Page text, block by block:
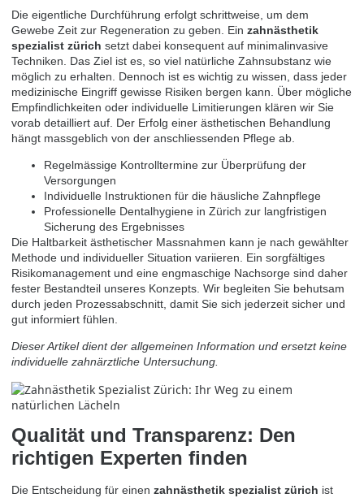
Die eigentliche Durchführung erfolgt schrittweise, um dem
Gewebe Zeit zur Regeneration zu geben. Ein zahnästhetik
spezialist zürich setzt dabei konsequent auf minimalinvasive
Techniken. Das Ziel ist es, so viel natürliche Zahnsubstanz wie
möglich zu erhalten. Dennoch ist es wichtig zu wissen, dass jeder
medizinische Eingriff gewisse Risiken bergen kann. Über mögliche
Empfindlichkeiten oder individuelle Limitierungen klären wir Sie
vorab detailliert auf. Der Erfolg einer ästhetischen Behandlung
hängt massgeblich von der anschliessenden Pflege ab.
Regelmässige Kontrolltermine zur Überprüfung der
Versorgungen
Individuelle Instruktionen für die häusliche Zahnpflege
Professionelle Dentalhygiene in Zürich zur langfristigen
Sicherung des Ergebnisses
Die Haltbarkeit ästhetischer Massnahmen kann je nach gewählter
Methode und individueller Situation variieren. Ein sorgfältiges
Risikomanagement und eine engmaschige Nachsorge sind daher
fester Bestandteil unseres Konzepts. Wir begleiten Sie behutsam
durch jeden Prozessabschnitt, damit Sie sich jederzeit sicher und
gut informiert fühlen.
Dieser Artikel dient der allgemeinen Information und ersetzt keine
individuelle zahnärztliche Untersuchung.
Qualität und Transparenz: Den
richtigen Experten finden
Die Entscheidung für einen zahnästhetik spezialist zürich ist